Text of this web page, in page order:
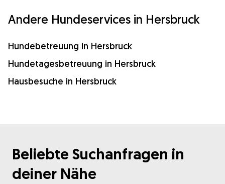
Andere Hundeservices in Hersbruck
Hundebetreuung in Hersbruck
Hundetagesbetreuung in Hersbruck
Hausbesuche in Hersbruck
Beliebte Suchanfragen in
deiner Nähe